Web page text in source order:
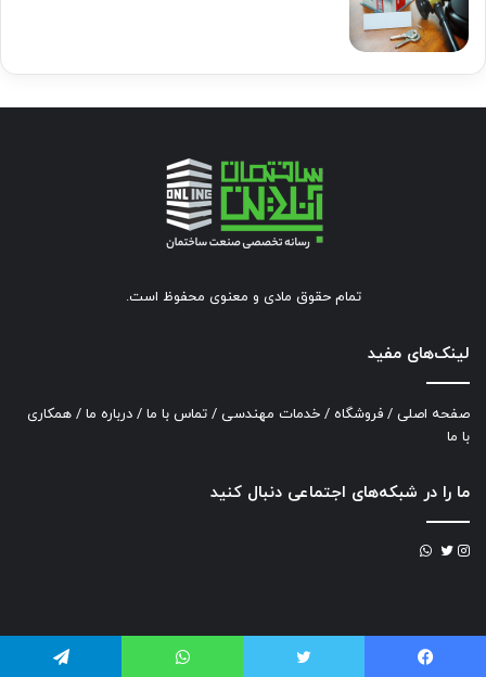
تمام حقوق مادی و معنوی محفوظ است.
لینک‌های مفید
صفحه اصلی / فروشگاه / خدمات مهندسی / تماس با ما / درباره ما / همکاری
با ما
ما را در شبکه‌های اجتماعی دنبال کنید